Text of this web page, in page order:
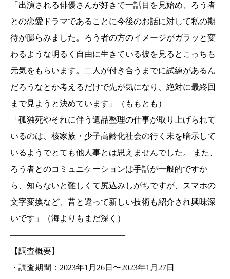
「出演される俳優さんが好きで一話目を見始め、ろう者
との恋愛ドラマであることに今後のお話に対して私の期
待が膨らみました。ろう者の方のイメージがガラッと変
わるような明るく自由に生きている彼を見るとこっちも
元気をもらいます。二人が付き合うまでに試練があるん
だろうなとか考えるだけで先が気になり、絶対に最終回
まで見ようと決めています」（ももとも）
「孤独死やそれに伴う遺品整理の仕事が取り上げられて
いるのは、核家族・少子高齢化社会の行く末を暗示して
いるようでとても他人事とは思えませんでした。 また、
ろう者とのコミュニケーションは手話が一般的ですか
ら、知らないと難しくて尻込みしがちですが、スマホの
文字変換など、昔と違って新しい技術も紹介され興味深
いです」（海よりもまだ深く）
——————————————
【調査概要】
・調査期間：2023年1月26日〜2023年1月27日